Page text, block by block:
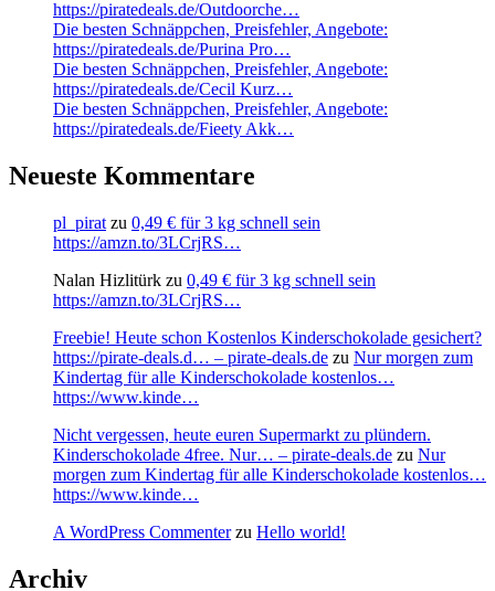
https://piratedeals.de/Outdoorche…
Die besten Schnäppchen, Preisfehler, Angebote:
https://piratedeals.de/Purina Pro…
Die besten Schnäppchen, Preisfehler, Angebote:
https://piratedeals.de/Cecil Kurz…
Die besten Schnäppchen, Preisfehler, Angebote:
https://piratedeals.de/Fieety Akk…
Neueste Kommentare
pl_pirat zu 0,49 € für 3 kg schnell sein
https://amzn.to/3LCrjRS…
Nalan Hizlitürk zu 0,49 € für 3 kg schnell sein
https://amzn.to/3LCrjRS…
Freebie! Heute schon Kostenlos Kinderschokolade gesichert?
https://pirate-deals.d… – pirate-deals.de zu Nur morgen zum
Kindertag für alle Kinderschokolade kostenlos…
https://www.kinde…
Nicht vergessen, heute euren Supermarkt zu plündern.
Kinderschokolade 4free. Nur… – pirate-deals.de zu Nur
morgen zum Kindertag für alle Kinderschokolade kostenlos…
https://www.kinde…
A WordPress Commenterzu Hello world!
Archiv